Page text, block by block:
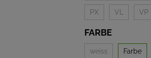
PX VL VP
FARBE
weiss Farbe